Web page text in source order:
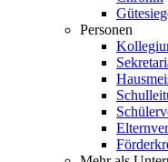
Personen